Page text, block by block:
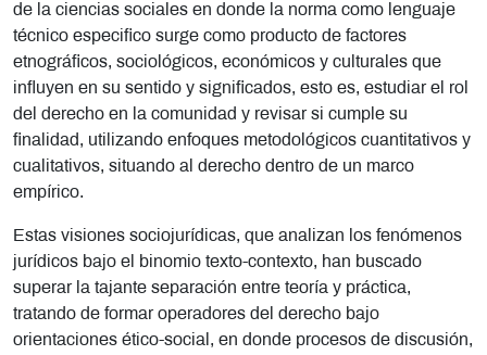
de la ciencias sociales en donde la norma como lenguaje
técnico especifico surge como producto de factores
etnográficos, sociológicos, económicos y culturales que
influyen en su sentido y significados, esto es, estudiar el rol
del derecho en la comunidad y revisar si cumple su
finalidad, utilizando enfoques metodológicos cuantitativos y
cualitativos, situando al derecho dentro de un marco
empírico.
Estas visiones sociojurídicas, que analizan los fenómenos
jurídicos bajo el binomio texto-contexto, han buscado
superar la tajante separación entre teoría y práctica,
tratando de formar operadores del derecho bajo
orientaciones ético-social, en donde procesos de discusión,